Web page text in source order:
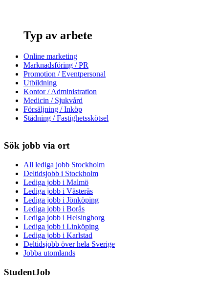
Typ av arbete
Online marketing
Marknadsföring / PR
Promotion / Eventpersonal
Utbildning
Kontor / Administration
Medicin / Sjukvård
Försäljning / Inköp
Städning / Fastighetsskötsel
Sök jobb via ort
All lediga jobb Stockholm
Deltidsjobb i Stockholm
Lediga jobb i Malmö
Lediga jobb i Västerås
Lediga jobb i Jönköping
Lediga jobb i Borås
Lediga jobb i Helsingborg
Lediga jobb i Linköping
Lediga jobb i Karlstad
Deltidsjobb över hela Sverige
Jobba utomlands
StudentJob